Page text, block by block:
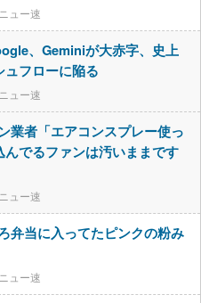
ニュー速
、Geminiが大赤字、史上
フローに陥る
ニュー速
業者「エアコンスプレー使っ
でるファンは汚いままです
ニュー速
弁当に入ってたピンクの粉み
ニュー速